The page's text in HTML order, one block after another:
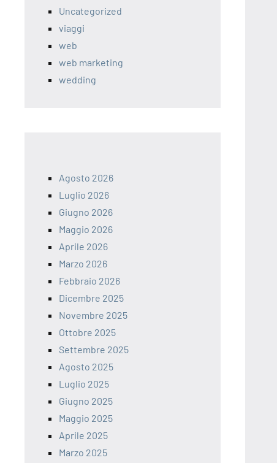
Uncategorized
viaggi
web
web marketing
wedding
Agosto 2026
Luglio 2026
Giugno 2026
Maggio 2026
Aprile 2026
Marzo 2026
Febbraio 2026
Dicembre 2025
Novembre 2025
Ottobre 2025
Settembre 2025
Agosto 2025
Luglio 2025
Giugno 2025
Maggio 2025
Aprile 2025
Marzo 2025